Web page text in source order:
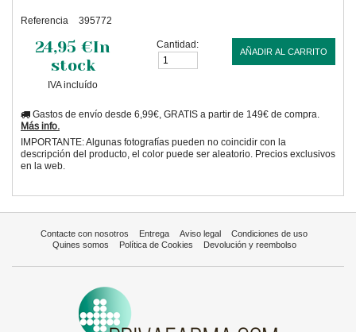
Referencia 395772
24,95 €In
stock
IVA incluído
Cantidad:
AÑADIR AL CARRITO
Gastos de envío desde 6,99€, GRATIS a partir de 149€ de compra.
Más info.
IMPORTANTE: Algunas fotografías pueden no coincidir con la
descripción del producto, el color puede ser aleatorio. Precios exclusivos
en la web.
Contacte con nosotros Entrega Aviso legal
Condiciones de uso
Quines somos
Política de Cookies Devolución y reembolso